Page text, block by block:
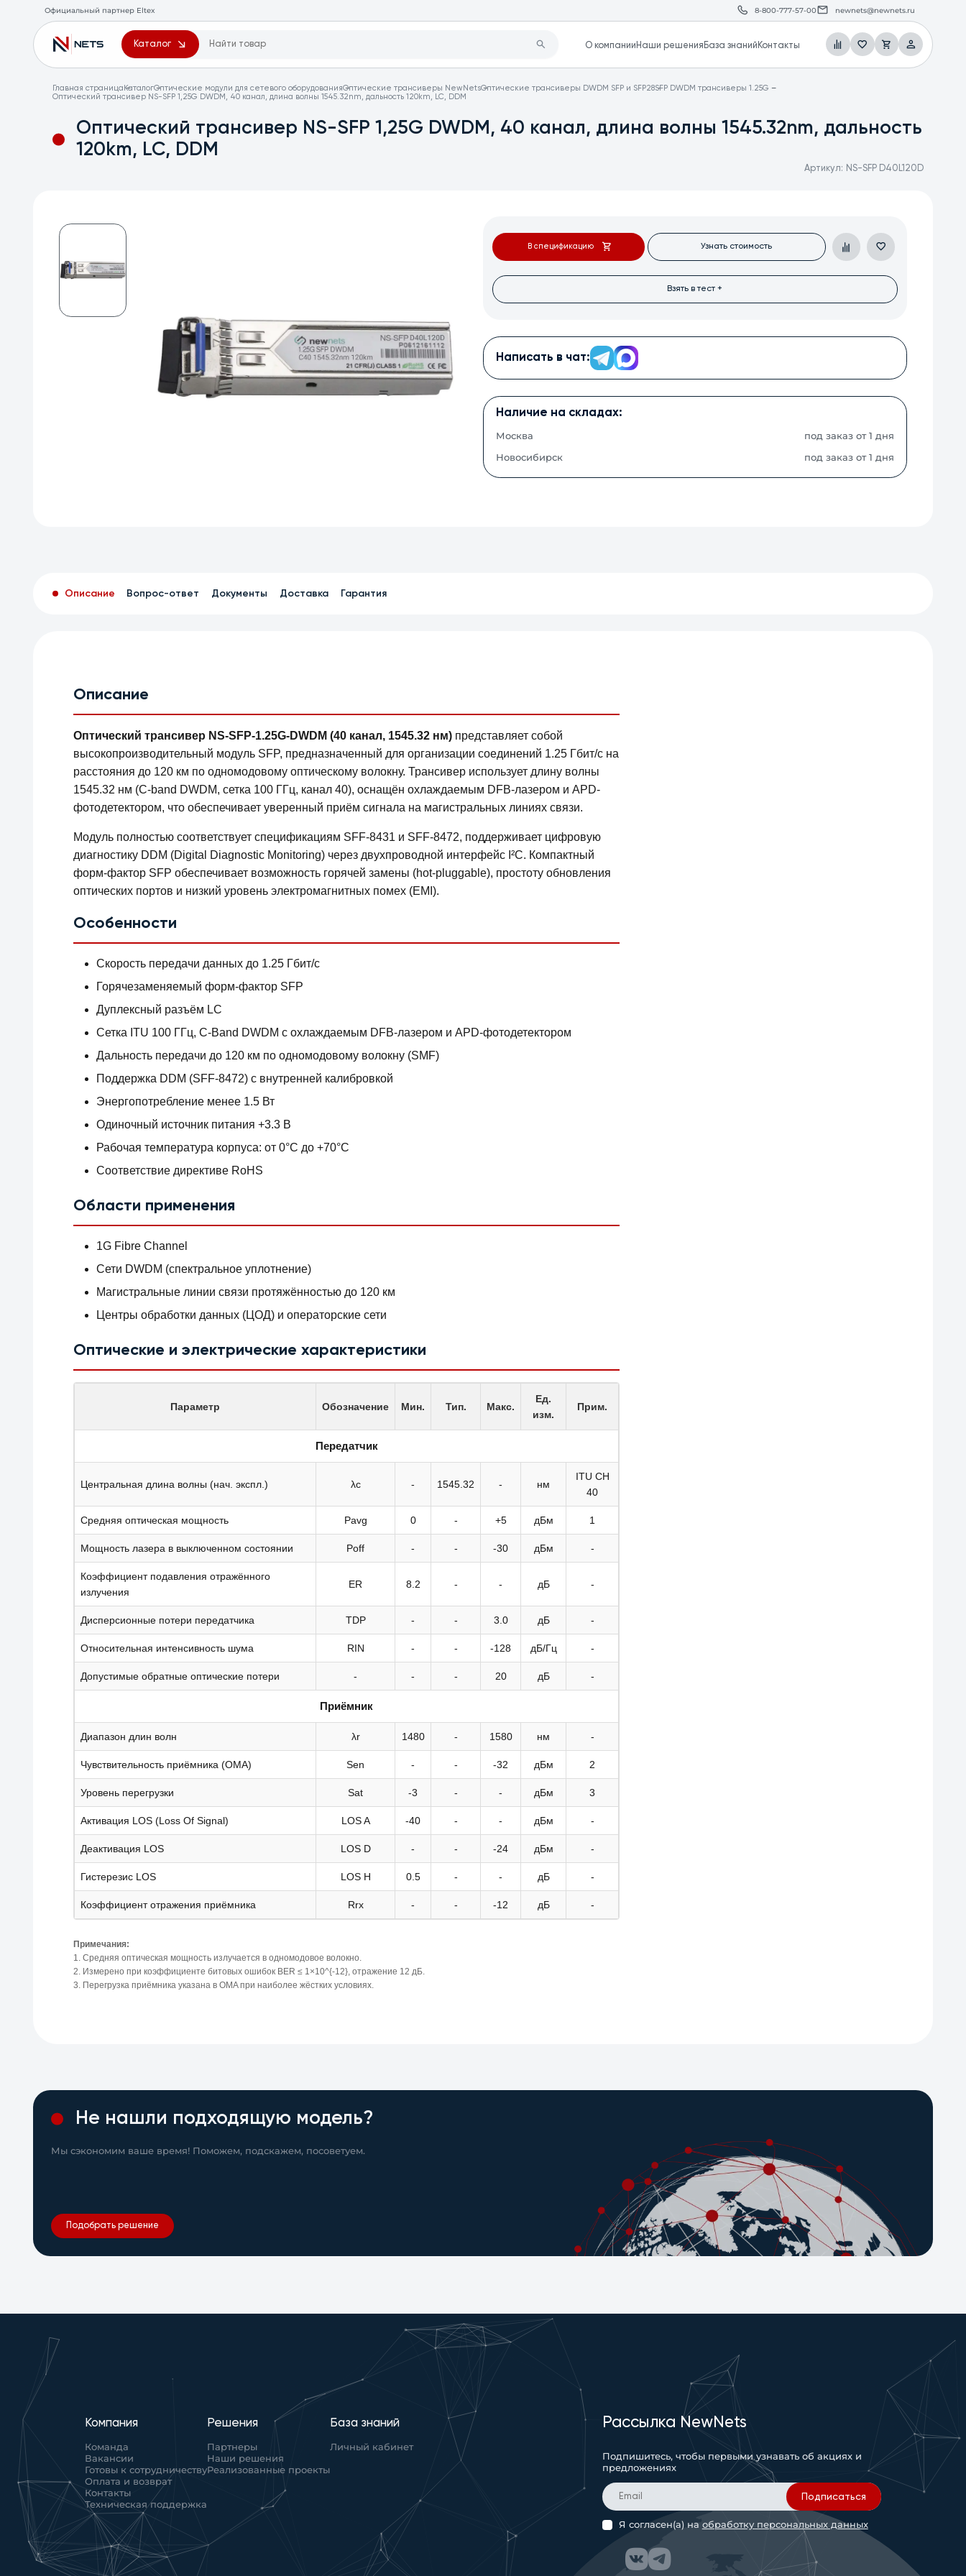
Официальный партнер Eltex 8-800-777-57-00 newnets@newnets.ru
Каталог О компании Наши решения База знаний Контакты
Главная страницаКаталогОптические модули для сетевого оборудованияОптические трансиверы NewNetsОптические трансиверы DWDM SFP и SFP28SFP DWDM трансиверы 1.25G
Оптический трансивер NS-SFP 1,25G DWDM, 40 канал, длина волны 1545.32nm, дальность 120km, LC, DDM
Оптический трансивер NS-SFP 1,25G DWDM, 40 канал, длина волны 1545.32nm, дальность
120km, LC, DDM
Артикул: NS-SFP D40L120D
В спецификацию Узнать стоимость
Взять в тест +
Написать в чат:
Наличие на складах:
Москва
под заказ от 1 дня
Новосибирск
под заказ от 1 дня
Описание Вопрос-ответ Документы Доставка Гарантия
Описание
Оптический трансивер NS-SFP-1.25G-DWDM (40 канал, 1545.32 нм) представляет собой
высокопроизводительный модуль SFP, предназначенный для организации соединений 1.25 Гбит/с на
расстояния до 120 км по одномодовому оптическому волокну. Трансивер использует длину волны
1545.32 нм (C-band DWDM, сетка 100 ГГц, канал 40), оснащён охлаждаемым DFB-лазером и APD-
фотодетектором, что обеспечивает уверенный приём сигнала на магистральных линиях связи.
Модуль полностью соответствует спецификациям SFF-8431 и SFF-8472, поддерживает цифровую
диагностику DDM (Digital Diagnostic Monitoring) через двухпроводной интерфейс I²C. Компактный
форм-фактор SFP обеспечивает возможность горячей замены (hot-pluggable), простоту обновления
оптических портов и низкий уровень электромагнитных помех (EMI).
Особенности
Скорость передачи данных до 1.25 Гбит/с
Горячезаменяемый форм-фактор SFP
Дуплексный разъём LC
Сетка ITU 100 ГГц, C-Band DWDM с охлаждаемым DFB-лазером и APD-фотодетектором
Дальность передачи до 120 км по одномодовому волокну (SMF)
Поддержка DDM (SFF-8472) с внутренней калибровкой
Энергопотребление менее 1.5 Вт
Одиночный источник питания +3.3 В
Рабочая температура корпуса: от 0°C до +70°C
Соответствие директиве RoHS
Области применения
1G Fibre Channel
Сети DWDM (спектральное уплотнение)
Магистральные линии связи протяжённостью до 120 км
Центры обработки данных (ЦОД) и операторские сети
Оптические и электрические характеристики
Параметр Обозначение Мин. Тип. Макс.
Ед.
изм.
Прим.
Передатчик
Центральная длина волны (нач. экспл.) λc - 1545.32 - нм
ITU CH
40
Средняя оптическая мощность Pavg 0 - +5 дБм 1
Мощность лазера в выключенном состоянии Poff - - -30 дБм -
Коэффициент подавления отражённого
излучения
ER 8.2 - - дБ -
Дисперсионные потери передатчика TDP - - 3.0 дБ -
Относительная интенсивность шума RIN - - -128 дБ/Гц -
Допустимые обратные оптические потери - - - 20 дБ -
Приёмник
Диапазон длин волн λr 1480 - 1580 нм -
Чувствительность приёмника (OMA) Sen - - -32 дБм 2
Уровень перегрузки Sat -3 - - дБм 3
Активация LOS (Loss Of Signal) LOS A -40 - - дБм -
Деактивация LOS LOS D - - -24 дБм -
Гистерезис LOS LOS H 0.5 - - дБ -
Коэффициент отражения приёмника Rrx - - -12 дБ -
Примечания:
1. Средняя оптическая мощность излучается в одномодовое волокно.
2. Измерено при коэффициенте битовых ошибок BER ≤ 1×10^{-12}, отражение 12 дБ.
3. Перегрузка приёмника указана в OMA при наиболее жёстких условиях.
Не нашли подходящую модель?
Мы сэкономим ваше время! Поможем, подскажем, посоветуем.
Подобрать решение
Компания
Команда
Вакансии
Готовы к сотрудничеству
Оплата и возврат
Контакты
Техническая поддержка
Решения
Партнеры
Наши решения
Реализованные проекты
База знаний
Личный кабинет
Рассылка NewNets
Подпишитесь, чтобы первыми узнавать об акциях и
предложениях
Подписаться
Я согласен(а) на обработку персональных данных